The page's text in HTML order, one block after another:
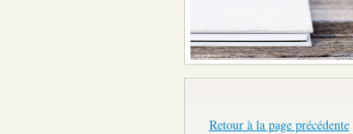
Retour à la page précédente